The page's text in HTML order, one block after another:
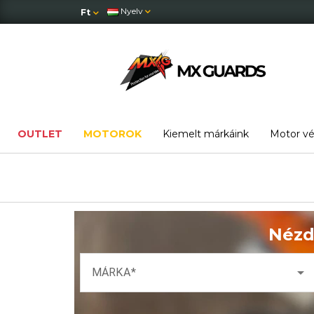
Ft Nyelv
OUTLET MOTOROK Kiemelt márkáink Motor
MÁRKA arrow_drop_down